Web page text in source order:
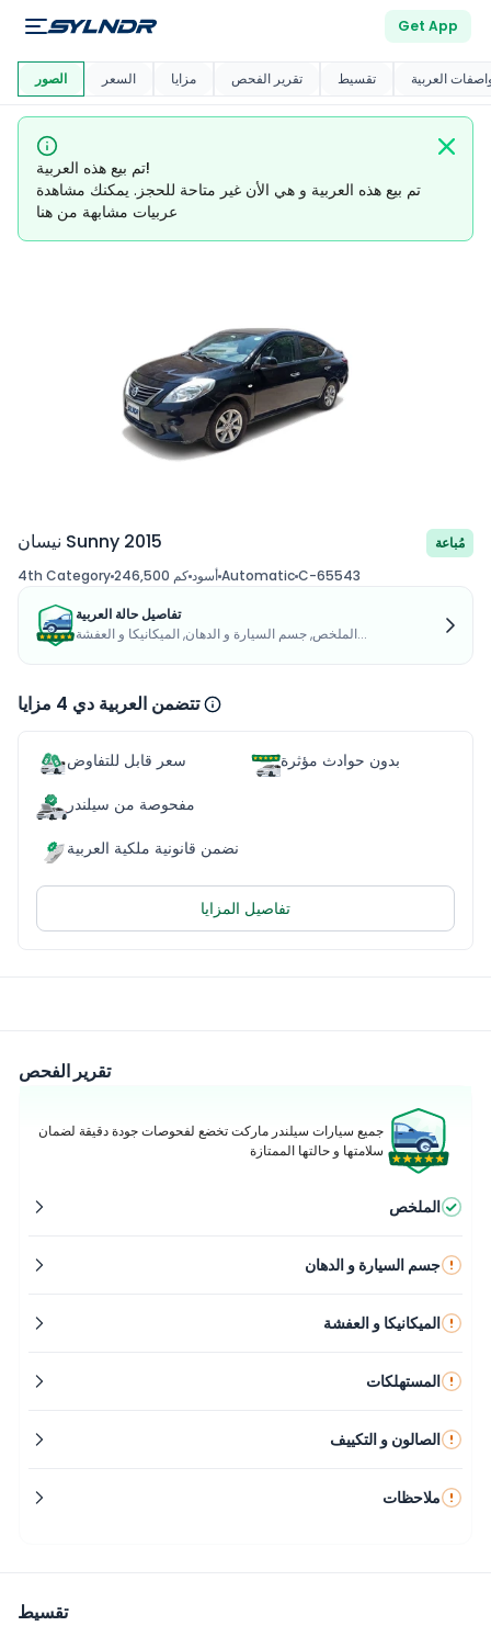
Get App
العربية دي ماركت
تم بيع هذه العربية!
تم بيع هذه العربية و هي الأن غير متاحة للحجز. يمكنك مشاهدة
عربيات مشابهة من هنا
نيسان Sunny 2015
مُباعة
4th Category
246,500 كمأسودAutomaticC-65543
تفاصيل حالة العربية
الملخص, جسم السيارة و الدهان, الميكانيكا و العفشة...
تتضمن العربية دي 4 مزايا
سعر قابل للتفاوض
مفحوصة من سيلندر
نضمن قانونية ملكية العربية
بدون حوادث مؤثرة
تفاصيل المزايا
الصور السعر مزايا تقرير الفحص تقسيط العربية
تقرير الفحص
جميع سيارات سيلندر ماركت تخضع لفحوصات جودة دقيقة لضمان
سلامتها و حالتها الممتازة
الملخص
جسم السيارة و الدهان
الميكانيكا و العفشة
المستهلكات
الصالون و التكييف
ملاحظات
تقسيط